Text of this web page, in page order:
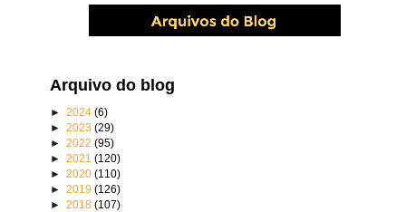
Arquivo do blog
►2024(6)
►2023(29)
►2022(95)
►2021(120)
►2020(110)
►2019(126)
►2018(107)